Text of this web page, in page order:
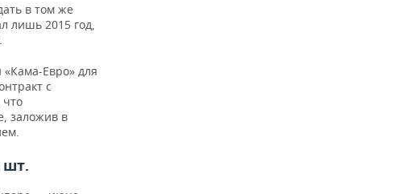
в том же
лишь 2015 год,
Евро» для
с
что
заложив в
шт.